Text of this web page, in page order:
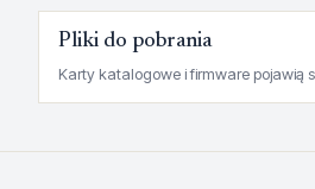
Pliki do pobrania
Karty katalogowe i firmware pojawią